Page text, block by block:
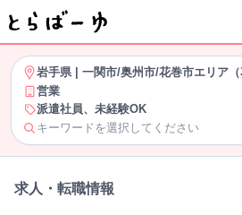
岩手県| 一関市/奥州市/花巻市エリア（
営業
派遣社員、未経験OK
キーワードを選択してください
求人・転職情報